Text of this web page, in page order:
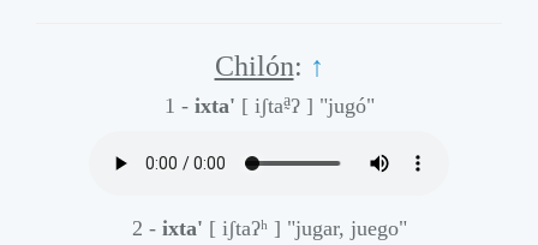
Chilón: ↑
1 - ixta' [ iʃtaa̰ʔ ] "jugó"
2 - ixta' [ iʃtaʔʰ ] "jugar, juego"